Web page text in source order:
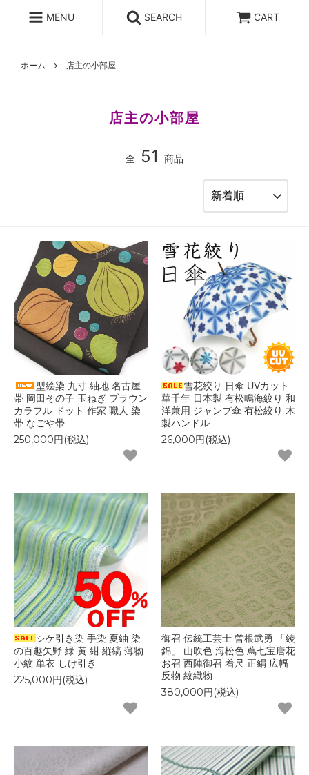
MENU SEARCH CART
ホーム 店主の小部屋
店主の小部屋
全 51 商品
型絵染 九寸 紬地 名古屋
帯 岡田その子 玉ねぎ ブラウン
カラフル ドット 作家 職人 染
帯 なごや帯
250,000円(税込)
雪花絞り 日傘 UVカット
華千年 日本製 有松鳴海絞り 和
洋兼用 ジャンプ傘 有松絞り 木
製ハンドル
26,000円(税込)
シケ引き染 手染 夏紬 染
の百趣矢野 緑 黄 紺 縦縞 薄物
小紋 単衣 しけ引き
225,000円(税込)
御召 伝統工芸士 曽根武勇 「綾
錦」 山吹色 海松色 蔦七宝唐花
お召 西陣御召 着尺 正絹 広幅
反物 紋織物
380,000円(税込)